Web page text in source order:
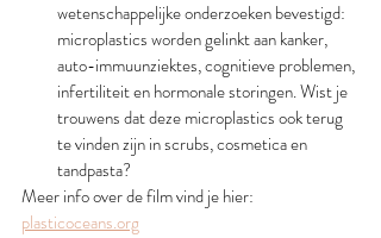
wetenschappelijke onderzoeken bevestigd:
microplastics worden gelinkt aan kanker,
auto-immuunziektes, cognitieve problemen,
infertiliteit en hormonale storingen. Wist je
trouwens dat deze microplastics ook terug
te vinden zijn in scrubs, cosmetica en
tandpasta?
Meer info over de film vind je hier:
plasticoceans.org